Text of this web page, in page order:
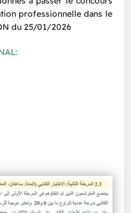
professionnelle dans le
du 25/01/2026